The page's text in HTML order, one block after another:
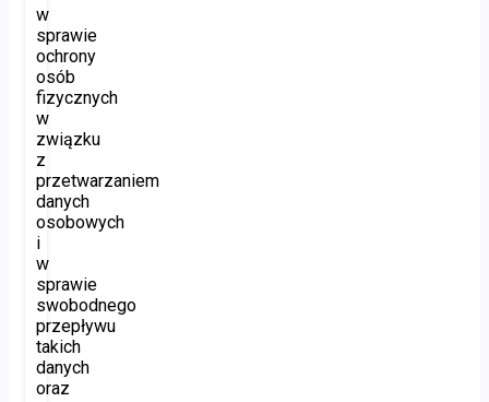
w
sprawie
ochrony
osób
fizycznych
w
związku
z
przetwarzaniem
danych
osobowych
i
w
sprawie
swobodnego
przepływu
takich
danych
oraz